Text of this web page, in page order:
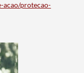
acao/protecao-